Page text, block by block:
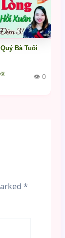
Bà Tuổi
👁 0
*